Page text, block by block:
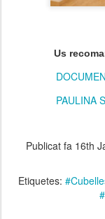
Us
PAULINA
Publicat fa 16th
Etiquetes: